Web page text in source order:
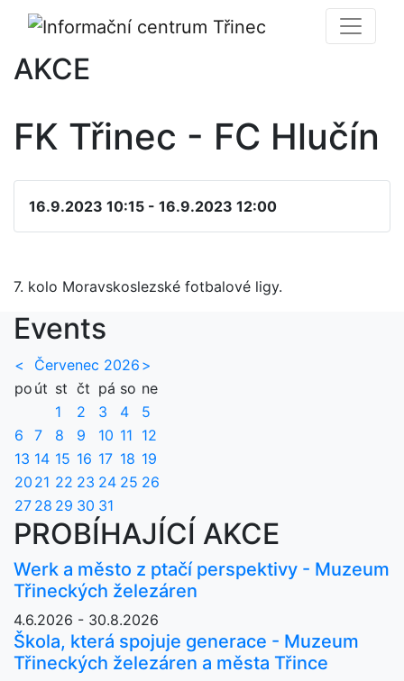
AKCE
FK Třinec - FC Hlučín
16.9.2023 10:15 - 16.9.2023 12:00
7. kolo Moravskoslezské fotbalové ligy.
Events
< Červenec 2026 >
po út st čt pá so ne
1
2 3 4
5
6
7 8 9 10 11 12
13 14 15 16 17 18 19
20 21 22 23 24 25 26
27 28 29 30 31
PROBÍHAJÍCÍ AKCE
Werk a město z ptačí perspektivy - Muzeum
Třineckých železáren
4.6.2026 - 30.8.2026
Škola, která spojuje generace - Muzeum
Třineckých železáren a města Třince